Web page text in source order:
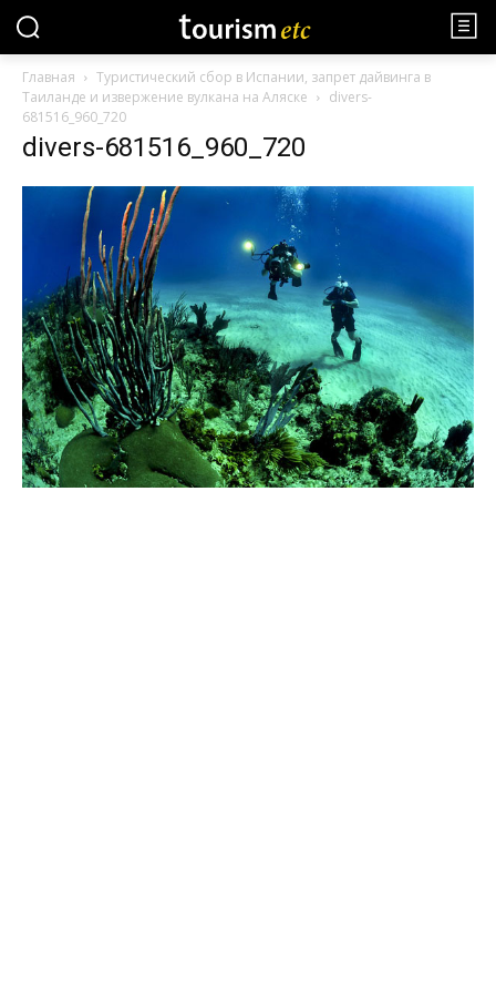
Главная
Туристический сбор в Испании, запрет дайвинга в
Таиланде и извержение вулкана на Аляске
divers-
681516_960_720
divers-681516_960_720